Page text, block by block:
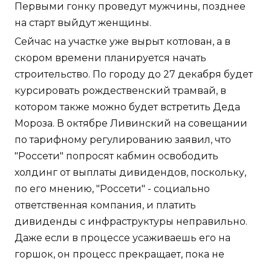
Первыми гонку проведут мужчины, позднее
на старт выйдут женщины.
Сейчас на участке уже вырыт котлован, а в
скором времени планируется начать
строительство. По городу до 27 декабря будет
курсировать рождественский трамвай, в
котором также можно будет встретить Деда
Мороза. В октябре Ливинский на совещании
по тарифному регулированию заявил, что
"Россети" попросят кабмин освободить
холдинг от выплаты дивидендов, поскольку,
по его мнению, "Россети" - социально
ответственная компания, и платить
дивиденды с инфраструктуры неправильно.
Даже если в процессе усаживаешь его на
горшок, он процесс прекращает, пока не